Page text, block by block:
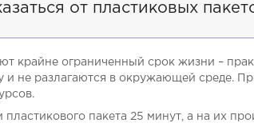
от пластиковых
крайне ограниченный срок жизни –
и не разлагаются в окружающей среде.
пластикового пакета 25 минут, а на их